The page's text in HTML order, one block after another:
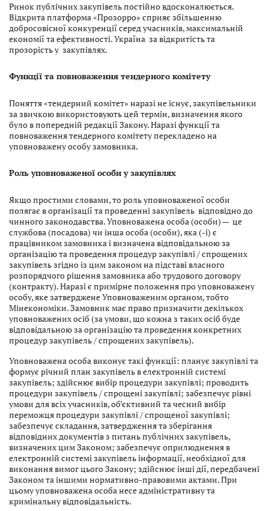
Ринок публічних закупівель постійно вдосконалюється.
Відкрита платформа «Прозорро» сприяє збільшенню
добросовісної конкуренції серед учасників, максимальній
економії та ефективності. Україна за відкритість та
прозорість у закупівлях.
Функції та повноваження тендерного комітету
Поняття «тендерний комітет» наразі не існує, закупівельники
за звичкою використовують цей термін, визначення якого
було в попередній редакції Закону. Наразі функції та
повноваження тендерного комітету перекладено на
уповноважену особу замовника.
Роль уповноваженої особи у закупівлях
Якщо простими словами, то роль уповноваженої особи
полягає в організації та проведенні закупівель відповідно до
чинного законодавства. Уповноважена особа (особи) — це
службова (посадова) чи інша особа (особи), яка (-і) є
працівником замовника і визначена відповідальною за
організацію та проведення процедур закупівлі / спрощених
закупівель згідно із цим законом на підставі власного
розпорядчого рішення замовника або трудового договору
(контракту). Наразі є примірне положення про уповноважену
особу, яке затверджене Уповноваженим органом, тобто
Мінекономіки. Замовник має право призначити декількох
уповноважених осіб (за умови, що кожна з таких осіб буде
відповідальною за організацію та проведення конкретних
процедур закупівель / спрощених закупівель).
Уповноважена особа виконує такі функції: планує закупівлі та
формує річний план закупівель в електронній системі
закупівель; здійснює вибір процедури закупівлі; проводить
процедури закупівель / спрощені закупівлі; забезпечує рівні
умови для всіх учасників, об’єктивний та чесний вибір
переможця процедури закупівлі / спрощеної закупівлі;
забезпечує складання, затвердження та зберігання
відповідних документів з питань публічних закупівель,
визначених цим Законом; забезпечує оприлюднення в
електронній системі закупівель інформації, необхідної для
виконання вимог цього Закону; здійснює інші дії, передбачені
Законом та іншими нормативно-правовими актами. При
цьому уповноважена особа несе адміністративну та
кримінальну відповідальність.